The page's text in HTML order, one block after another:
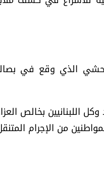
الذي وقع في
اللبنانيين بخالص
من الإجرام